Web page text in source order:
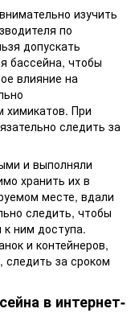
изучить
по
допускать
бассейна, чтобы
влияние на
химикатов. При
следить за
и выполняли
хранить их в
месте, вдали
следить, чтобы
ним доступа.
и контейнеров,
следить за сроком
в интернет-